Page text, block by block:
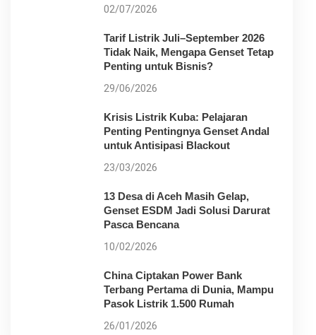
02/07/2026
Tarif Listrik Juli–September 2026
Tidak Naik, Mengapa Genset Tetap
Penting untuk Bisnis?
29/06/2026
Krisis Listrik Kuba: Pelajaran
Penting Pentingnya Genset Andal
untuk Antisipasi Blackout
23/03/2026
13 Desa di Aceh Masih Gelap,
Genset ESDM Jadi Solusi Darurat
Pasca Bencana
10/02/2026
China Ciptakan Power Bank
Terbang Pertama di Dunia, Mampu
Pasok Listrik 1.500 Rumah
26/01/2026